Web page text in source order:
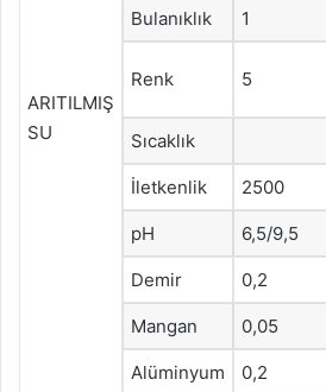
ARITILMIŞ
SU
Bulanıklık 1
Renk 5
Sıcaklık
İletkenlik 2500
pH 6,5/9,5
Demir 0,2
Mangan 0,05
Alüminyum 0,2